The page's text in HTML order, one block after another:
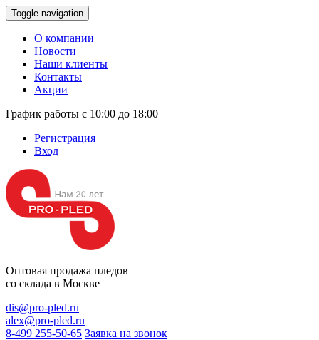
Toggle navigation
О компании
Новости
Наши клиенты
Контакты
Акции
График работы с 10:00 до 18:00
Регистрация
Вход
Оптовая продажа пледов
со склада в Москве
dis@pro-pled.ru
alex@pro-pled.ru
8-499 255-50-65 Заявка на звонок